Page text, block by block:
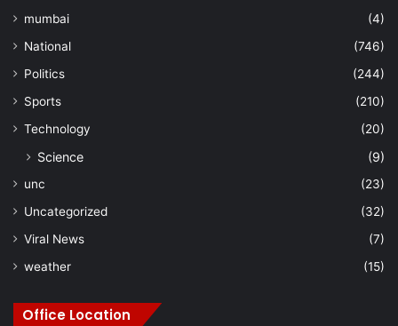
mumbai
(4)
National
(746)
Politics
(244)
Sports
(210)
Technology
(20)
Science (9)
unc
(23)
Uncategorized
(32)
Viral News
(7)
weather
(15)
Office Location